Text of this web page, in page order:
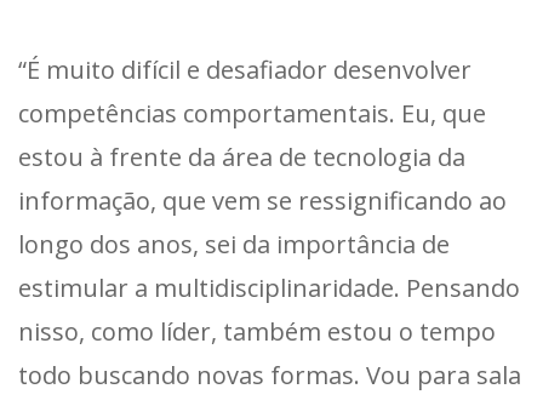
“É muito difícil e desafiador desenvolver
competências comportamentais. Eu, que
estou à frente da área de tecnologia da
informação, que vem se ressignificando ao
longo dos anos, sei da importância de
estimular a multidisciplinaridade. Pensando
nisso, como líder, também estou o tempo
todo buscando novas formas. Vou para sala